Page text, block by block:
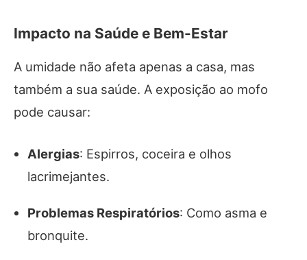
Impacto na Saúde e Bem-Estar
A umidade não afeta apenas a casa, mas
também a sua saúde. A exposição ao mofo
pode causar:
Alergias: Espirros, coceira e olhos
lacrimejantes.
Problemas Respiratórios: Como asma e
bronquite.